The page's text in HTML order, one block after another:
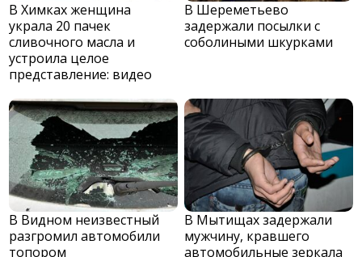
В Химках женщина
украла 20 пачек
сливочного масла и
устроила целое
представление: видео
В Шереметьево
задержали посылки с
соболиными шкурками
В Видном неизвестный
разгромил автомобили
топором
В Мытищах задержали
мужчину, кравшего
автомобильные зеркала